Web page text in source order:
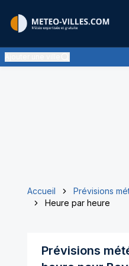
Accueil
Prévisions
Heure par heure
Prévisions